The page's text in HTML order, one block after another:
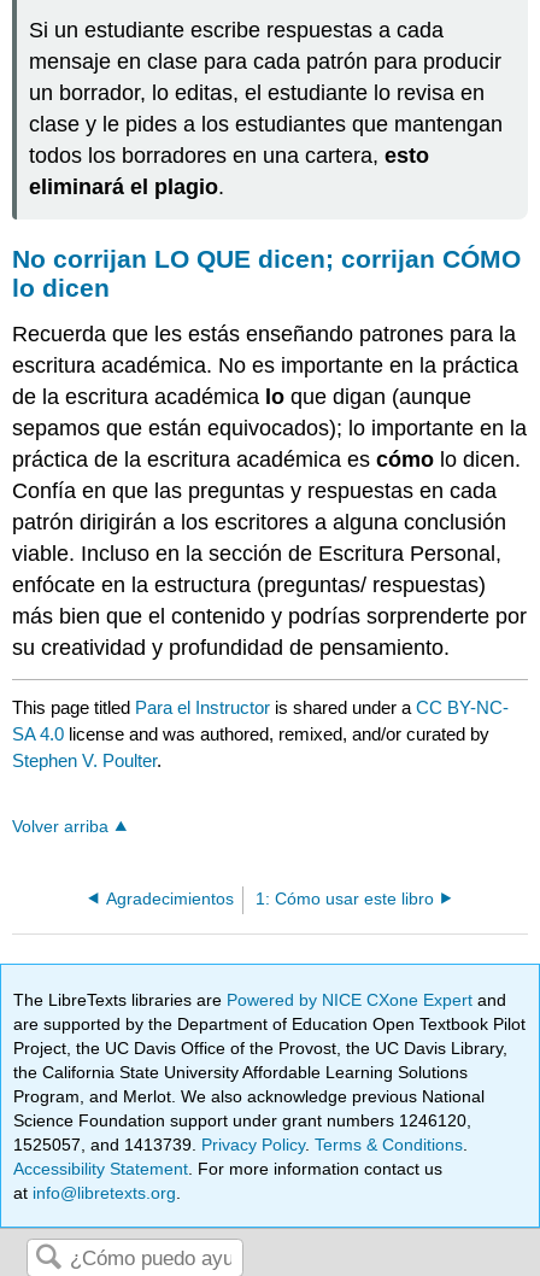
Si un estudiante escribe respuestas a cada
mensaje en clase para cada patrón para producir
un borrador, lo editas, el estudiante lo revisa en
clase y le pides a los estudiantes que mantengan
todos los borradores en una cartera,esto
eliminará el plagio.
No corrijan LO QUE dicen; corrijan CÓMO
lo dicen
Recuerda que les estás enseñando patrones para la
escritura académica. No es importante en la práctica
de la escritura académica lo que digan (aunque
sepamos que están equivocados); lo importante en la
práctica de la escritura académica escómo lo dicen.
Confía en que las preguntas y respuestas en cada
patrón dirigirán a los escritores a alguna conclusión
viable. Incluso en la sección de Escritura Personal,
enfócate en la estructura (preguntas/ respuestas)
más bien que el contenido y podrías sorprenderte por
su creatividad y profundidad de pensamiento.
This page titled Para el Instructor is shared under aCC BY-NC-
SA 4.0 license and was authored, remixed, and/or curated by
Stephen V. Poulter.
Volver arriba
Agradecimientos 1: Cómo usar este libro
The LibreTexts libraries are Powered by NICE CXone Expertand
are supported by the Department of Education Open Textbook Pilot
Project, the UC Davis Office of the Provost, the UC Davis Library,
the California State University Affordable Learning Solutions
Program, and Merlot. We also acknowledge previous National
Science Foundation support under grant numbers 1246120,
1525057, and 1413739. Privacy Policy.Terms & Conditions
Accessibility Statement . For more information contact us
at info@libretexts.org